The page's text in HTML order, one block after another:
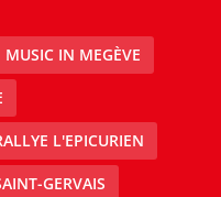
MUSIC IN MEGÈVE
L'EPICURIEN
GERVAIS